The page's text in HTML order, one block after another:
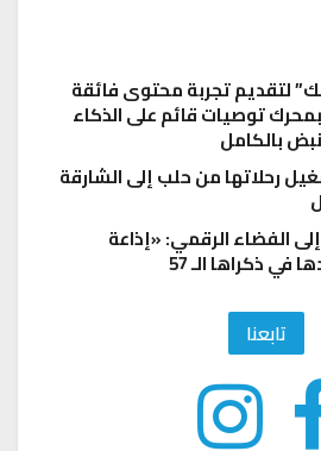
لتقديم تجربة محتوى فائقة
توصيات قائم على الذكاء
بالكامل
رحلاتها من حلب إلى الشارقة
الفضاء الرقمي: «إذاعة
ذكراها الـ 57
تابعنا